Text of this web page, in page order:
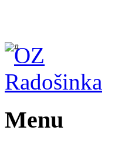
Menu